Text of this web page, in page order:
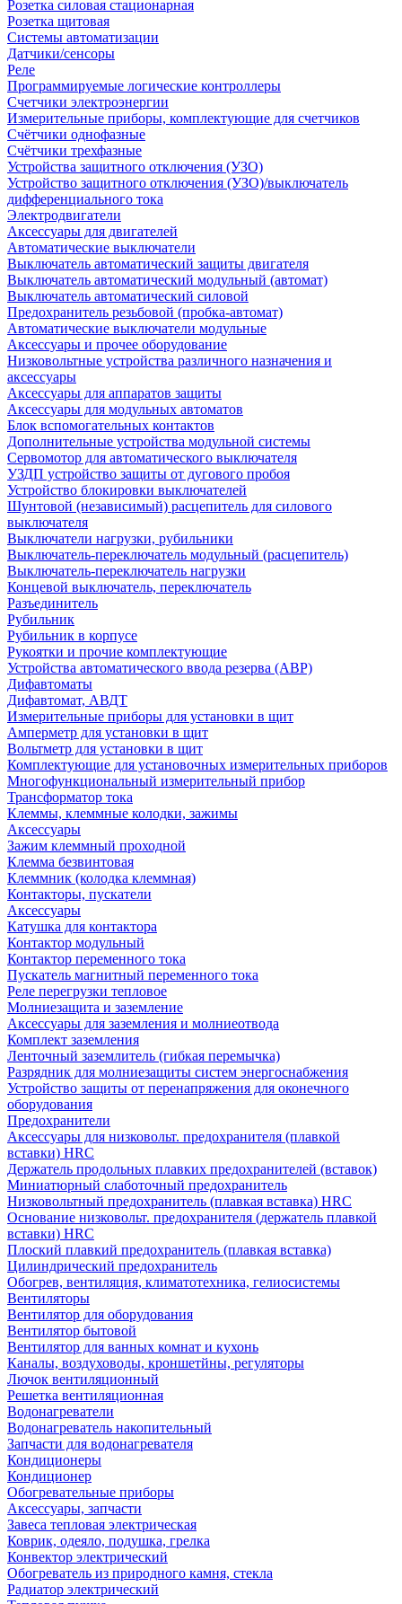
Розетка силовая стационарная
Розетка щитовая
Системы автоматизации
Датчики/сенсоры
Реле
Программируемые логические контроллеры
Счетчики электроэнергии
Измерительные приборы, комплектующие для счетчиков
Счётчики однофазные
Счётчики трехфазные
Устройства защитного отключения (УЗО)
Устройство защитного отключения (УЗО)/выключатель
дифференциального тока
Электродвигатели
Аксессуары для двигателей
Автоматические выключатели
Выключатель автоматический защиты двигателя
Выключатель автоматический модульный (автомат)
Выключатель автоматический силовой
Предохранитель резьбовой (пробка-автомат)
Автоматические выключатели модульные
Аксессуары и прочее оборудование
Низковольтные устройства различного назначения и
аксессуары
Аксессуары для аппаратов защиты
Аксессуары для модульных автоматов
Блок вспомогательных контактов
Дополнительные устройства модульной системы
Сервомотор для автоматического выключателя
УЗДП устройство защиты от дугового пробоя
Устройство блокировки выключателей
Шунтовой (независимый) расцепитель для силового
выключателя
Выключатели нагрузки, рубильники
Выключатель-переключатель модульный (расцепитель)
Выключатель-переключатель нагрузки
Концевой выключатель, переключатель
Разъединитель
Рубильник
Рубильник в корпусе
Рукоятки и прочие комплектующие
Устройства автоматического ввода резерва (АВР)
Дифавтоматы
Дифавтомат, АВДТ
Измерительные приборы для установки в щит
Амперметр для установки в щит
Вольтметр для установки в щит
Комплектующие для установочных измерительных приборов
Многофункциональный измерительный прибор
Трансформатор тока
Клеммы, клеммные колодки, зажимы
Аксессуары
Зажим клеммный проходной
Клемма безвинтовая
Клеммник (колодка клеммная)
Контакторы, пускатели
Аксессуары
Катушка для контактора
Контактор модульный
Контактор переменного тока
Пускатель магнитный переменного тока
Реле перегрузки тепловое
Молниезащита и заземление
Аксессуары для заземления и молниеотвода
Комплект заземления
Ленточный заземлитель (гибкая перемычка)
Разрядник для молниезащиты систем энергоснабжения
Устройство защиты от перенапряжения для оконечного
оборудования
Предохранители
Аксессуары для низковольт. предохранителя (плавкой
вставки) HRC
Держатель продольных плавких предохранителей (вставок)
Миниатюрный слаботочный предохранитель
Низковольтный предохранитель (плавкая вставка) HRC
Основание низковольт. предохранителя (держатель плавкой
вставки) HRC
Плоский плавкий предохранитель (плавкая вставка)
Цилиндрический предохранитель
Обогрев, вентиляция, климатотехника, гелиосистемы
Вентиляторы
Вентилятор для оборудования
Вентилятор бытовой
Вентилятор для ванных комнат и кухонь
Каналы, воздуховоды, кроншетйны, регуляторы
Лючок вентиляционный
Решетка вентиляционная
Водонагреватели
Водонагреватель накопительный
Запчасти для водонагревателя
Кондиционеры
Кондиционер
Обогревательные приборы
Аксессуары, запчасти
Завеса тепловая электрическая
Коврик, одеяло, подушка, грелка
Конвектор электрический
Обогреватель из природного камня, стекла
Радиатор электрический